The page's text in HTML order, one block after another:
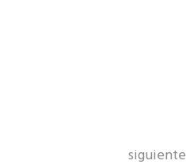
siguiente